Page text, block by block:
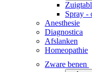
Spray -
Anesthesie
Diagnostica
Afslanken
Homeopathie
Zware benen